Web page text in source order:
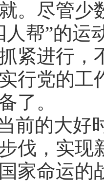
。尽管少
人帮”的运
紧进行，
行党的工
了。
前的大好
伐，实现
家命运的